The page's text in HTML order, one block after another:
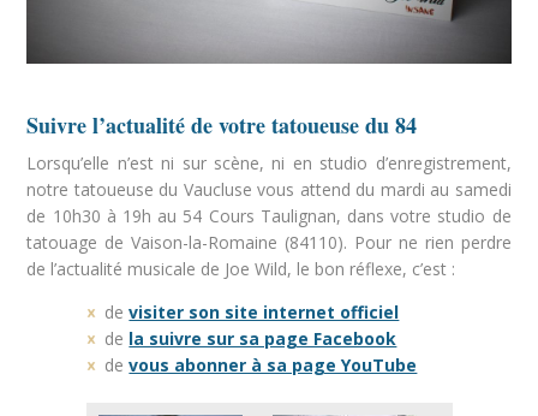
Suivre l’actualité de votre tatoueuse du 84
Lorsqu’elle n’est ni sur scène, ni en studio d’enregistrement,
notre tatoueuse du Vaucluse vous attend du mardi au samedi
de 10h30 à 19h au 54 Cours Taulignan, dans votre studio de
tatouage de Vaison-la-Romaine (84110). Pour ne rien perdre
de l’actualité musicale de Joe Wild, le bon réflexe, c’est :
devisiter son site internet officiel
de la suivre sur sa page Facebook
devous abonner à sa page YouTube